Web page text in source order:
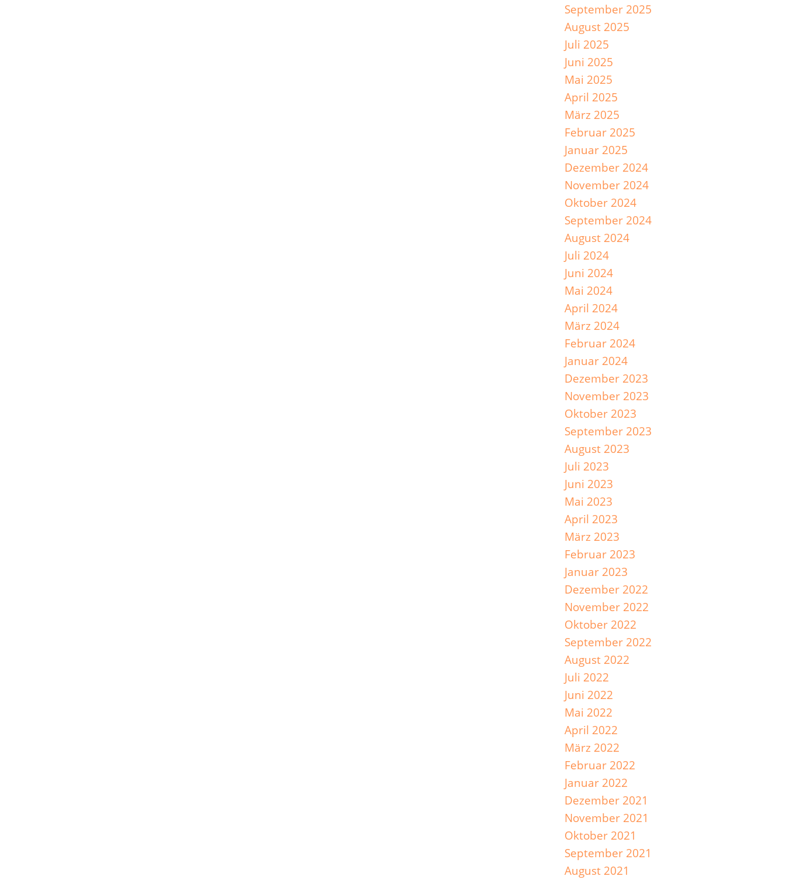
September 2025
August 2025
Juli 2025
Juni 2025
Mai 2025
April 2025
März 2025
Februar 2025
Januar 2025
Dezember 2024
November 2024
Oktober 2024
September 2024
August 2024
Juli 2024
Juni 2024
Mai 2024
April 2024
März 2024
Februar 2024
Januar 2024
Dezember 2023
November 2023
Oktober 2023
September 2023
August 2023
Juli 2023
Juni 2023
Mai 2023
April 2023
März 2023
Februar 2023
Januar 2023
Dezember 2022
November 2022
Oktober 2022
September 2022
August 2022
Juli 2022
Juni 2022
Mai 2022
April 2022
März 2022
Februar 2022
Januar 2022
Dezember 2021
November 2021
Oktober 2021
September 2021
August 2021